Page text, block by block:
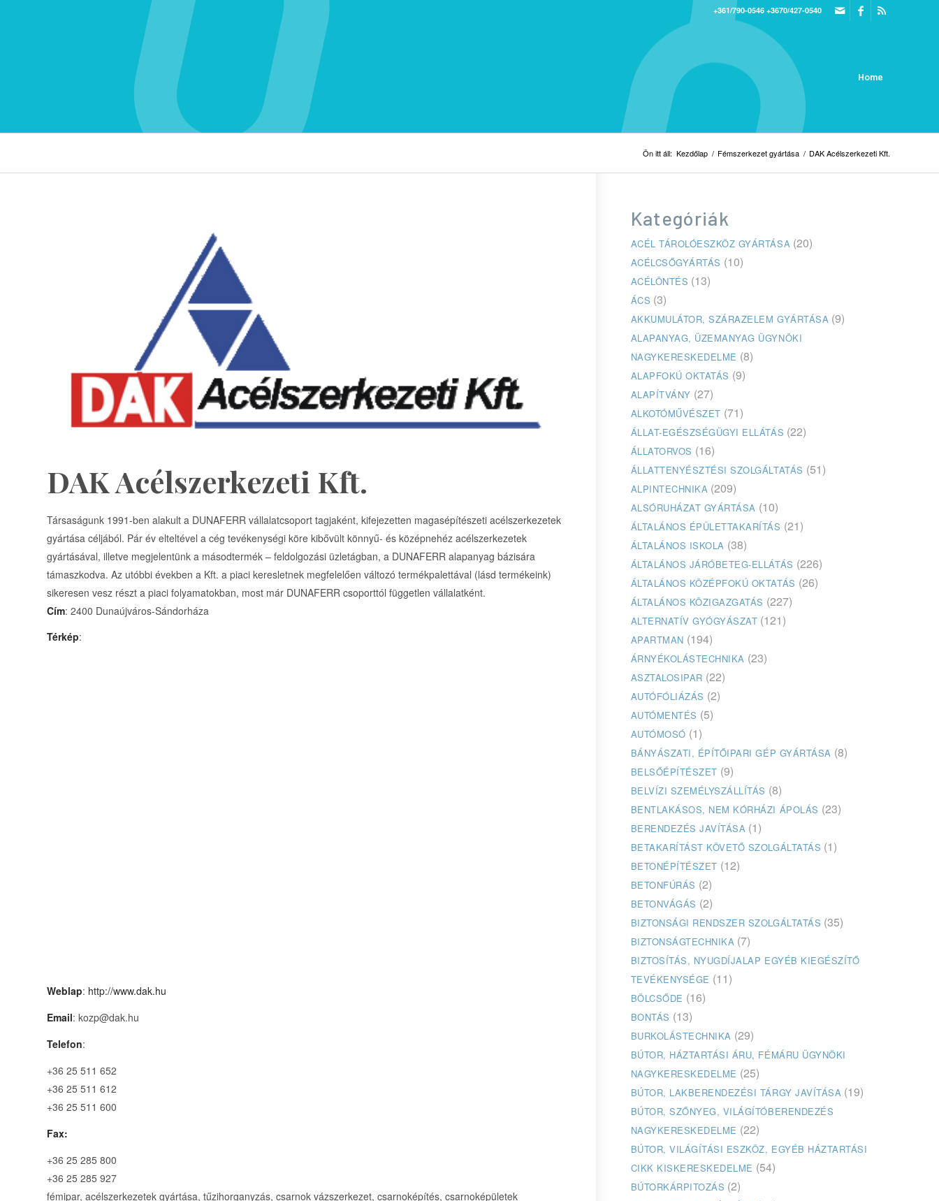
+361/790-0546 +3670/427-0540
Home
Ön itt áll: Kezdőlap / Fémszerkezet gyártása / DAK Acélszerkezeti Kft.
DAK Acélszerkezeti Kft.
Társaságunk 1991-ben alakult a DUNAFERR vállalatcsoport tagjaként, kifejezetten magasépítészeti acélszerkezetek
gyártása céljából. Pár év elteltével a cég tevékenységi köre kibővült könnyű- és középnehéz acélszerkezetek
gyártásával, illetve megjelentünk a másodtermék – feldolgozási üzletágban, a DUNAFERR alapanyag bázisára
támaszkodva. Az utóbbi években a Kft. a piaci keresletnek megfelelően változó termékpalettával (lásd termékeink)
sikeresen vesz részt a piaci folyamatokban, most már DUNAFERR csoporttól független vállalatként.
Cím: 2400 Dunaújváros-Sándorháza
Térkép:
Weblap: http://www.dak.hu
Email: kozp@dak.hu
Telefon:
+36 25 511 652
+36 25 511 612
+36 25 511 600
Fax:
+36 25 285 800
+36 25 285 927
fémipar, acélszerkezetek gyártása, tűzihorganyzás, csarnok vázszerkezet, csarnoképítés, csarnoképületek
Kategóriák
ACÉL TÁROLÓESZKÖZ GYÁRTÁSA (20)
ACÉLCSŐGYÁRTÁS (10)
ACÉLÖNTÉS (13)
ÁCS (3)
AKKUMULÁTOR, SZÁRAZELEM GYÁRTÁSA (9)
ALAPANYAG, ÜZEMANYAG ÜGYNÖKI
NAGYKERESKEDELME (8)
ALAPFOKÚ OKTATÁS (9)
ALAPÍTVÁNY (27)
ALKOTÓMŰVÉSZET (71)
ÁLLAT-EGÉSZSÉGÜGYI ELLÁTÁS (22)
ÁLLATORVOS (16)
ÁLLATTENYÉSZTÉSI SZOLGÁLTATÁS (51)
ALPINTECHNIKA (209)
ALSÓRUHÁZAT GYÁRTÁSA (10)
ÁLTALÁNOS ÉPÜLETTAKARÍTÁS (21)
ÁLTALÁNOS ISKOLA (38)
ÁLTALÁNOS JÁRÓBETEG-ELLÁTÁS (226)
ÁLTALÁNOS KÖZÉPFOKÚ OKTATÁS (26)
ÁLTALÁNOS KÖZIGAZGATÁS (227)
ALTERNATÍV GYÓGYÁSZAT (121)
APARTMAN (194)
ÁRNYÉKOLÁSTECHNIKA (23)
ASZTALOSIPAR (22)
AUTÓFÓLIÁZÁS (2)
AUTÓMENTÉS (5)
AUTÓMOSÓ (1)
BÁNYÁSZATI, ÉPÍTŐIPARI GÉP GYÁRTÁSA (8)
BELSŐÉPÍTÉSZET (9)
BELVÍZI SZEMÉLYSZÁLLÍTÁS (8)
BENTLAKÁSOS, NEM KÓRHÁZI ÁPOLÁS (23)
BERENDEZÉS JAVÍTÁSA (1)
BETAKARÍTÁST KÖVETŐ SZOLGÁLTATÁS (1)
BETONÉPÍTÉSZET (12)
BETONFÚRÁS (2)
BETONVÁGÁS (2)
BIZTONSÁGI RENDSZER SZOLGÁLTATÁS (35)
BIZTONSÁGTECHNIKA (7)
BIZTOSÍTÁS, NYUGDÍJALAP EGYÉB KIEGÉSZÍTŐ
TEVÉKENYSÉGE (11)
BÖLCSŐDE (16)
BONTÁS (13)
BURKOLÁSTECHNIKA (29)
BÚTOR, HÁZTARTÁSI ÁRU, FÉMÁRU ÜGYNÖKI
NAGYKERESKEDELME (25)
BÚTOR, LAKBERENDEZÉSI TÁRGY JAVÍTÁSA (19)
BÚTOR, SZŐNYEG, VILÁGÍTÓBERENDEZÉS
NAGYKERESKEDELME (22)
BÚTOR, VILÁGÍTÁSI ESZKÖZ, EGYÉB HÁZTARTÁSI
CIKK KISKERESKEDELME (54)
BÚTORKÁRPITOZÁS (2)